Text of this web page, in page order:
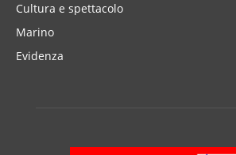
Cultura e spettacolo
Marino
Evidenza